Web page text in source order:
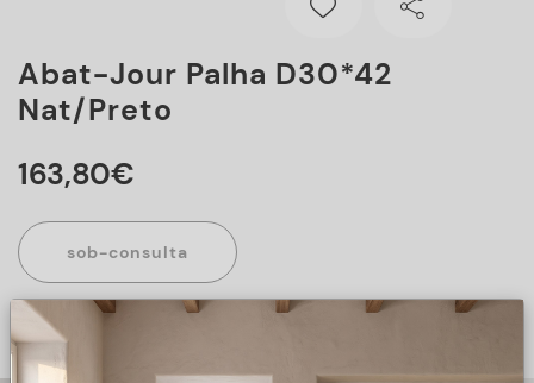
Abat-Jour Palha D30*42
Nat/preto
163,80€
sob-consulta
Este artigo encontra-se sob consulta, para mais informações
sobre o artigo, preencha o formulário abaixo.